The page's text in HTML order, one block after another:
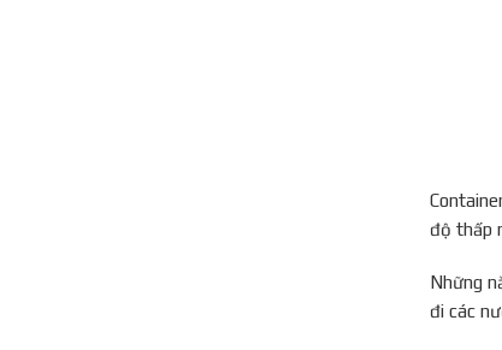
độ thấp
Những
đi các